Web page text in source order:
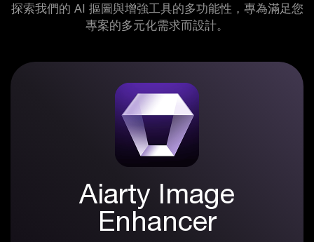
探索我們的 AI 摳圖與增強工具的多功能性，專為滿足您
專案的多元化需求而設計。
Aiarty Image
Enhancer